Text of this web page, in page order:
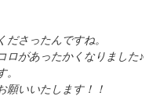
さったんですね。
ロがあったかくなりました♪
願いいたします！！